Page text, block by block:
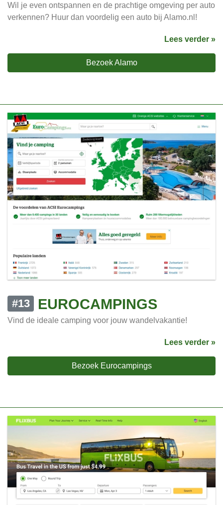
Wil je even ontspannen en de prachtige omgeving per auto
verkennen? Huur dan voordelig een auto bij Alamo.nl!
Lees verder »
Bezoek Alamo
#13 EUROCAMPINGS
Vind de ideale camping voor jouw wandelvakantie!
Lees verder »
Bezoek Eurocampings